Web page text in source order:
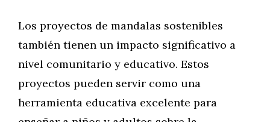
Los proyectos de mandalas sostenibles
también tienen un impacto significativo a
nivel comunitario y educativo. Estos
proyectos pueden servir como una
herramienta educativa excelente para